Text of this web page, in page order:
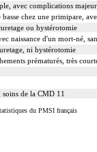
avec complications
chez une primipare,
ou hystérotomie
naissance d'un mort-né,
ni hystérotomie
prématurés, très
soins de la CMD 11
du PMSI français